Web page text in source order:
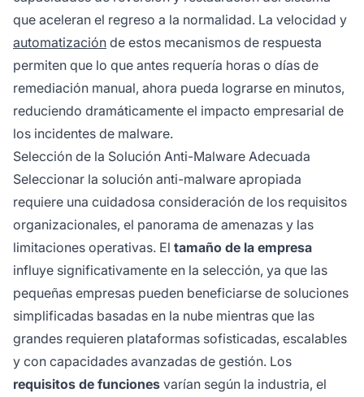
que aceleran el regreso a la normalidad. La velocidad y
automatización de estos mecanismos de respuesta
permiten que lo que antes requería horas o días de
remediación manual, ahora pueda lograrse en minutos,
reduciendo dramáticamente el impacto empresarial de
los incidentes de malware.
Selección de la Solución Anti-Malware Adecuada
Seleccionar la solución anti-malware apropiada
requiere una cuidadosa consideración de los requisitos
organizacionales, el panorama de amenazas y las
limitaciones operativas. El tamaño de la empresa
influye significativamente en la selección, ya que las
pequeñas empresas pueden beneficiarse de soluciones
simplificadas basadas en la nube mientras que las
grandes requieren plataformas sofisticadas, escalables
y con capacidades avanzadas de gestión. Los
requisitos de funciones varían según la industria, el